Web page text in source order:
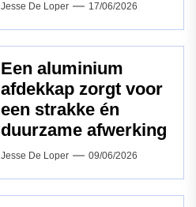
Jesse De Loper 17/06/2026
Een aluminium
afdekkap zorgt voor
een strakke én
duurzame afwerking
Jesse De Loper 09/06/2026